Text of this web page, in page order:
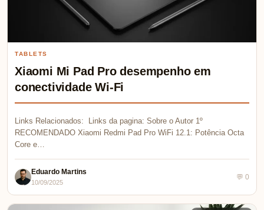
TABLETS
Xiaomi Mi Pad Pro desempenho em
conectividade Wi-Fi
Links Relacionados: Links da pagina: Sobre o Autor 1º
RECOMENDADO Xiaomi Redmi Pad Pro WiFi 12.1: Potência Octa
Core e…
Eduardo Martins
10/09/2025
💬 0